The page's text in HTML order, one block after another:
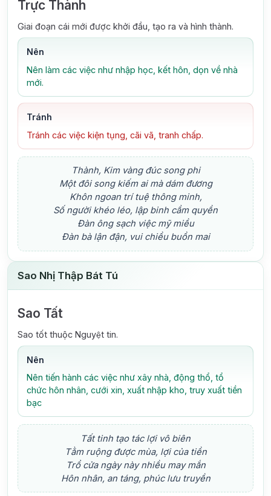
Trực Thành
Giai đoạn cái mới được khởi đầu, tạo ra và hình thành.
Nên
Nên làm các việc như nhập học, kết hôn, dọn về nhà
mới.
Tránh
Tránh các việc kiện tụng, cãi vã, tranh chấp.
Thành, Kim vàng đúc song phi
Một đôi song kiếm ai mà dám đương
Khôn ngoan trí tuệ thông minh,
Số người khéo léo, lập binh cầm quyền
Đàn ông sạch việc mỹ miều
Đàn bà lận đận, vui chiều buồn mai
Sao Nhị Thập Bát Tú
Sao Tất
Sao tốt thuộc Nguyệt tin.
Nên
Nên tiến hành các việc như xây nhà, động thổ, tổ
chức hôn nhân, cưới xin, xuất nhập kho, truy xuất tiền
bạc
Tất tinh tạo tác lợi vô biên
Tằm ruộng được mùa, lợi của tiền
Trổ cửa ngày này nhiều may mắn
Hôn nhân, an táng, phúc lưu truyền